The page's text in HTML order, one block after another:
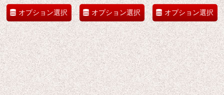
オプション選択 オプション選択 オプション選択